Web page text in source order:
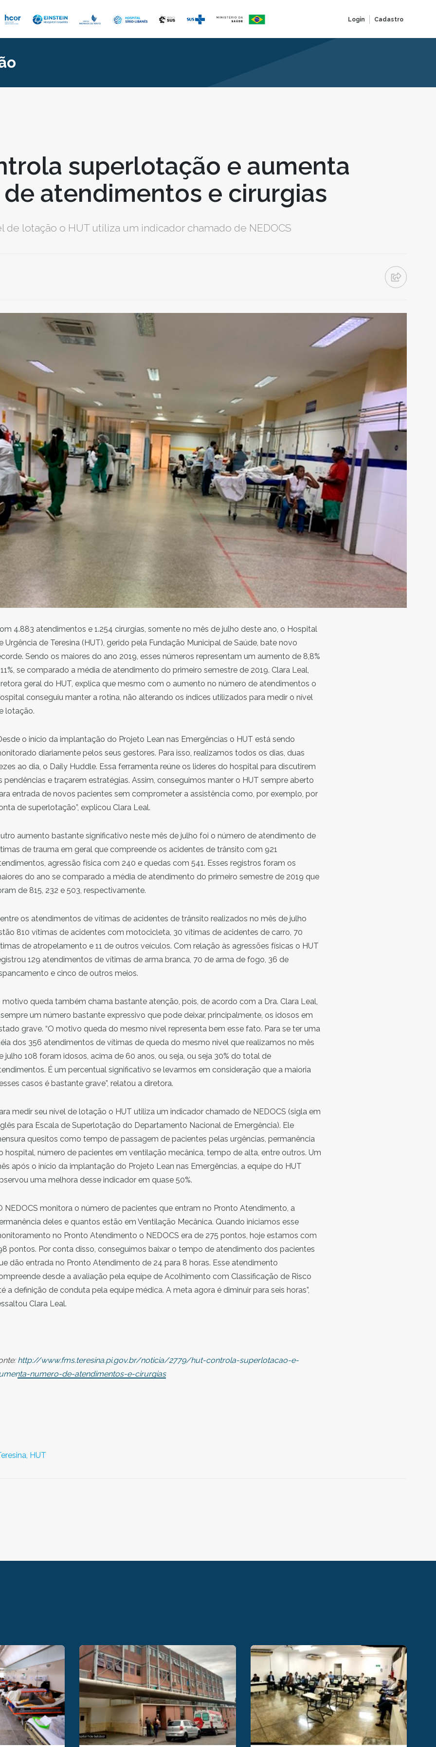
Login Cadastro
superlotação e aumenta
atendimentos e cirurgias
de lotação o HUT utiliza um indicador chamado de NEDOCS
4.883 atendimentos e 1.254 cirurgias, somente no mês de julho deste ano, o Hospital
Urgência de Teresina (HUT), gerido pela Fundação Municipal de Saúde, bate novo
Sendo os maiores do ano 2019, esses números representam um aumento de 8,8%
se comparado a média de atendimento do primeiro semestre de 2019. Clara Leal,
geral do HUT, explica que mesmo com o aumento no número de atendimentos o
conseguiu manter a rotina, não alterando os índices utilizados para medir o nível
lotação.
o início da implantação do Projeto Lean nas Emergências o HUT está sendo
diariamente pelos seus gestores. Para isso, realizamos todos os dias, duas
ao dia, o Daily Huddle. Essa ferramenta reúne os lideres do hospital para discutirem
pendências e traçarem estratégias. Assim, conseguimos manter o HUT sempre aberto
entrada de novos pacientes sem comprometer a assistência como, por exemplo, por
de superlotação”, explicou Clara Leal.
aumento bastante significativo neste mês de julho foi o número de atendimento de
de trauma em geral que compreende os acidentes de trânsito com 921
agressão física com 240 e quedas com 541. Esses registros foram os
do ano se comparado a média de atendimento do primeiro semestre de 2019 que
de 815, 232 e 503, respectivamente.
os atendimentos de vítimas de acidentes de trânsito realizados no mês de julho
810 vítimas de acidentes com motocicleta, 30 vítimas de acidentes de carro, 70
de atropelamento e 11 de outros veículos. Com relação às agressões físicas o HUT
129 atendimentos de vítimas de arma branca, 70 de arma de fogo, 36 de
e cinco de outros meios.
motivo queda também chama bastante atenção, pois, de acordo com a Dra. Clara Leal,
um número bastante expressivo que pode deixar, principalmente, os idosos em
grave. “O motivo queda do mesmo nível representa bem esse fato. Para se ter uma
dos 356 atendimentos de vítimas de queda do mesmo nível que realizamos no mês
julho 108 foram idosos, acima de 60 anos, ou seja, ou seja 30% do total de
É um percentual significativo se levarmos em consideração que a maioria
casos é bastante grave”, relatou a diretora.
medir seu nível de lotação o HUT utiliza um indicador chamado de NEDOCS (sigla em
para Escala de Superlotação do Departamento Nacional de Emergência). Ele
quesitos como tempo de passagem de pacientes pelas urgências, permanência
hospital, número de pacientes em ventilação mecânica, tempo de alta, entre outros. Um
após o início da implantação do Projeto Lean nas Emergências, a equipe do HUT
uma melhora desse indicador em quase 50%.
NEDOCS monitora o número de pacientes que entram no Pronto Atendimento, a
deles e quantos estão em Ventilação Mecânica. Quando iniciamos esse
no Pronto Atendimento o NEDOCS era de 275 pontos, hoje estamos com
pontos. Por conta disso, conseguimos baixar o tempo de atendimento dos pacientes
dão entrada no Pronto Atendimento de 24 para 8 horas. Esse atendimento
desde a avaliação pela equipe de Acolhimento com Classificação de Risco
a definição de conduta pela equipe médica. A meta agora é diminuir para seis horas”,
Clara Leal.
http://www.fms.teresina.pi.gov.br/noticia/2779/hut-controla-superlotacao-e-
numero-de-atendimentos-e-cirurgias
HUT